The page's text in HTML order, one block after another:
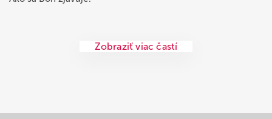
Zobraziť viac častí